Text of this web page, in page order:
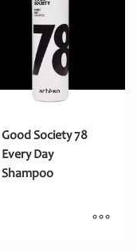
Good Society 78
Every Day
Shampoo